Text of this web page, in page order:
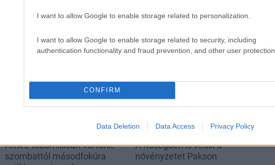
I want to allow Google to enable storage related to personalization.
I want to allow Google to enable storage related to security, including
authentication functionality and fraud prevention, and other user protection.
CONFIRM
Data Deletion Data Access Privacy Policy
Amire többmillióan vártunk:
szombattól másodfokúra
A hőségben is védik a
növényzetet Pakson